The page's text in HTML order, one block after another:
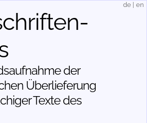
der
Über­lieferung
Texte des
de en